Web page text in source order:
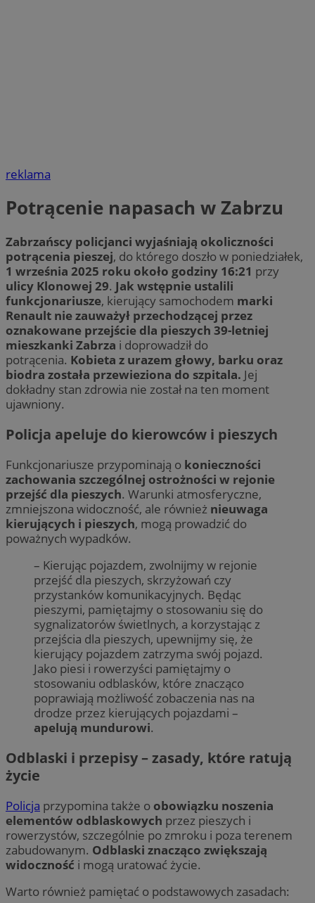
reklama
Potrącenie napasach w Zabrzu
Zabrzańscy policjanci wyjaśniają okoliczności
potrącenia pieszej, do którego doszło w poniedziałek,
1 września 2025 roku około godziny 16:21 przy
ulicy Klonowej 29. Jak wstępnie ustalili
funkcjonariusze, kierujący samochodem marki
Renault nie zauważył przechodzącej przez
oznakowane przejście dla pieszych 39-letniej
mieszkanki Zabrza i doprowadził do
potrącenia. Kobieta z urazem głowy, barku oraz
biodra została przewieziona do szpitala. Jej
dokładny stan zdrowia nie został na ten moment
ujawniony.
Policja apeluje do kierowców i pieszych
Funkcjonariusze przypominają o konieczności
zachowania szczególnej ostrożności w rejonie
przejść dla pieszych. Warunki atmosferyczne,
zmniejszona widoczność, ale również nieuwaga
kierujących i pieszych, mogą prowadzić do
poważnych wypadków.
– Kierując pojazdem, zwolnijmy w rejonie
przejść dla pieszych, skrzyżowań czy
przystanków komunikacyjnych. Będąc
pieszymi, pamiętajmy o stosowaniu się do
sygnalizatorów świetlnych, a korzystając z
przejścia dla pieszych, upewnijmy się, że
kierujący pojazdem zatrzyma swój pojazd.
Jako piesi i rowerzyści pamiętajmy o
stosowaniu odblasków, które znacząco
poprawiają możliwość zobaczenia nas na
drodze przez kierujących pojazdami –
apelują mundurowi.
Odblaski i przepisy – zasady, które ratują
życie
Policja przypomina także o obowiązku noszenia
elementów odblaskowych przez pieszych i
rowerzystów, szczególnie po zmroku i poza terenem
zabudowanym. Odblaski znacząco zwiększają
widoczność i mogą uratować życie.
Warto również pamiętać o podstawowych zasadach: